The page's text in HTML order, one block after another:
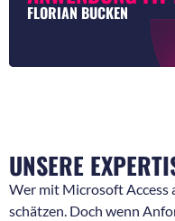
FLORIAN BUCKEN
UNSERE
Wer mit Microsoft Access
schätzen. Doch wenn